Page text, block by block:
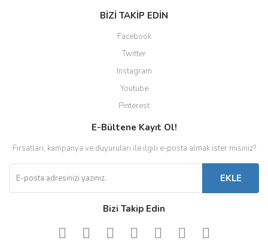
BİZİ TAKİP EDİN
Facebook
Twitter
Instagram
Youtube
Pinterest
E-Bültene Kayıt Ol!
Fırsatları, kampanya ve duyuruları ile ilgili e-posta almak ister misiniz?
EKLE
Bizi Takip Edin